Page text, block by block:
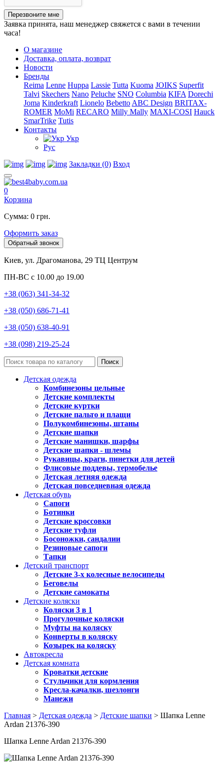
Перезвоните мне
Заявка принята, наш менеджер свяжется с вами в течении
часа!
О магазине
Доставка, оплата, возврат
Новости
Бренды
Reima Lenne Huppa Lassie Tutta Kuoma JOIKS Superfit
Talvi Skechers Nano Peluche SNO Columbia KIFA Dorechi
Joma Kinderkraft Lionelo Bebetto ABC Design BRITAX-
ROMER MoMi RECARO Milly Mally MAXI-COSI Hauck
SmarTrike Tutis
Контакты
Укр
Рус
Закладки (0) Вход
0
Корзина
Сумма: 0 грн.
Оформить заказ
Обратный звонок
Киев, ул. Драгоманова, 29 ТЦ Центрум
ПН-ВС с 10.00 до 19.00
+38 (063) 341-34-32
+38 (050) 686-71-41
+38 (050) 638-40-91
+38 (098) 219-25-24
Поиск
Детская одежда
Комбинезоны цельные
Детские комплекты
Детские куртки
Детские пальто и плащи
Полукомбинезоны, штаны
Детские шапки
Детские манишки, шарфы
Детские шапки - шлемы
Рукавицы, краги, пинетки для детей
Флисовые поддевы, термобелье
Детская летняя одежда
Детская повседневная одежда
Детская обувь
Сапоги
Ботинки
Детские кроссовки
Детские туфли
Босоножки, сандалии
Резиновые сапоги
Тапки
Детский транспорт
Детские 3-х колесные велосипеды
Беговелы
Детские самокаты
Детские коляски
Коляски 3 в 1
Прогулочные коляски
Муфты на коляску
Конверты в коляску
Козырек на коляску
Автокресла
Детская комната
Кроватки детские
Стульчики для кормления
Кресла-качалки, шезлонги
Манежи
Главная > Детская одежда > Детские шапки > Шапка Lenne
Ardan 21376-390
Шапка Lenne Ardan 21376-390